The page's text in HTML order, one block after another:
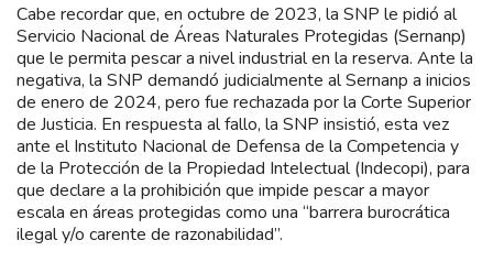
Cabe recordar que, en octubre de 2023, la SNP le pidió al
Servicio Nacional de Áreas Naturales Protegidas (Sernanp)
que le permita pescar a nivel industrial en la reserva. Ante la
negativa, la SNP demandó judicialmente al Sernanp a inicios
de enero de 2024, pero fue rechazada por la Corte Superior
de Justicia. En respuesta al fallo, la SNP insistió, esta vez
ante el Instituto Nacional de Defensa de la Competencia y
de la Protección de la Propiedad Intelectual (Indecopi), para
que declare a la prohibición que impide pescar a mayor
escala en áreas protegidas como una “barrera burocrática
ilegal y/o carente de razonabilidad”.